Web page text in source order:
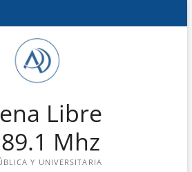
Libre
Mhz
Y UNIVERSITARIA